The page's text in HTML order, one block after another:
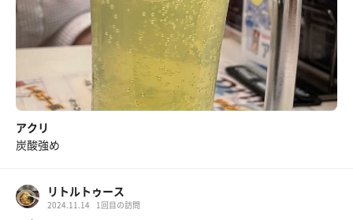
アクリ
炭酸強め
リトルトゥース
2024.11.14 1回目の訪問